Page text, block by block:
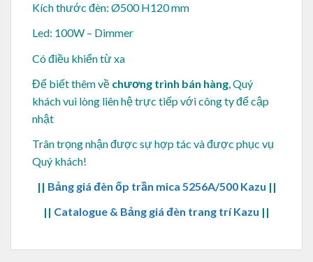
Kích thước đèn: Ø500 H120 mm
Led: 100W – Dimmer
Có điều khiển từ xa
Để biết thêm về chương trình bán hàng, Quý
khách vui lòng liên hệ trực tiếp với công ty để cập
nhật
Trân trọng nhận được sự hợp tác và được phục vụ
Quý khách!
|| Bảng giá đèn ốp trần mica 5256A/500 Kazu ||
|| Catalogue & Bảng giá đèn trang trí Kazu ||